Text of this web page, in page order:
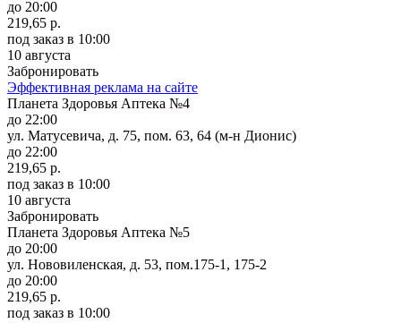
до 20:00
219,65 р.
под заказ в 10:00
10 августа
Забронировать
Эффективная реклама на сайте
Планета Здоровья Аптека №4
до 22:00
ул. Матусевича, д. 75, пом. 63, 64 (м-н Дионис)
до 22:00
219,65 р.
под заказ в 10:00
10 августа
Забронировать
Планета Здоровья Аптека №5
до 20:00
ул. Нововиленская, д. 53, пом.175-1, 175-2
до 20:00
219,65 р.
под заказ в 10:00